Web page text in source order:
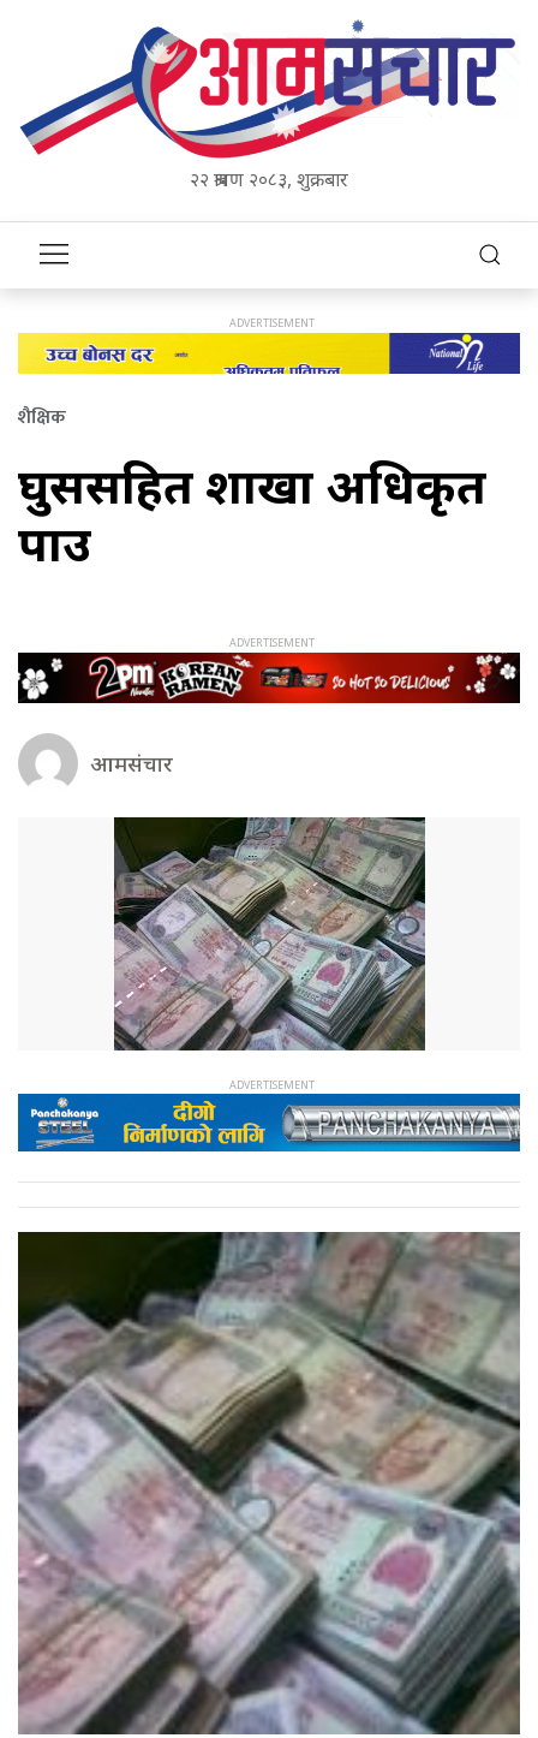
२२ श्रावण २०८३, शुक्रबार
शैक्षिक
घुससहित शाखा अधिकृत
पक्राउ
आमसंचार